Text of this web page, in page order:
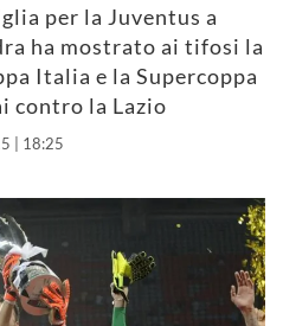
per la Juventus a
ha mostrato ai tifosi la
Italia e la Supercoppa
contro la Lazio
| 18:25